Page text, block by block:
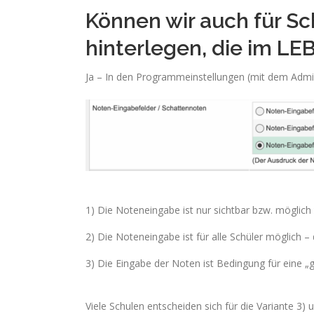
Können wir auch für
hinterlegen, die im
Ja – In den Programmeinstellungen (mit dem
1) Die Noteneingabe ist nur sichtbar bzw.
2) Die Noteneingabe ist für alle Schüler möglich
3) Die Eingabe der Noten ist Bedingung für eine
Viele Schulen entscheiden sich für die Variante 3)